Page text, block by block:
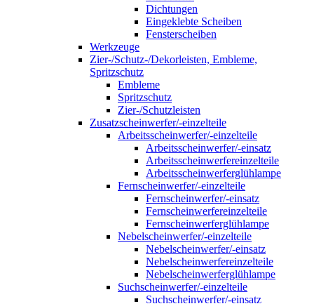
Dichtungen
Eingeklebte Scheiben
Fensterscheiben
Werkzeuge
Zier-/Schutz-/Dekorleisten, Embleme,
Spritzschutz
Embleme
Spritzschutz
Zier-/Schutzleisten
Zusatzscheinwerfer/-einzelteile
Arbeitsscheinwerfer/-einzelteile
Arbeitsscheinwerfer/-einsatz
Arbeitsscheinwerfereinzelteile
Arbeitsscheinwerferglühlampe
Fernscheinwerfer/-einzelteile
Fernscheinwerfer/-einsatz
Fernscheinwerfereinzelteile
Fernscheinwerferglühlampe
Nebelscheinwerfer/-einzelteile
Nebelscheinwerfer/-einsatz
Nebelscheinwerfereinzelteile
Nebelscheinwerferglühlampe
Suchscheinwerfer/-einzelteile
Suchscheinwerfer/-einsatz